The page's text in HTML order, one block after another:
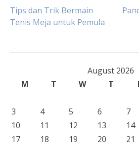
Post
Tips dan Trik Bermain
Tenis Meja untuk Pemula
August 2026
M
T W T
3
4 5 6 7
10
11 12 13 14
17
18 19 20 21